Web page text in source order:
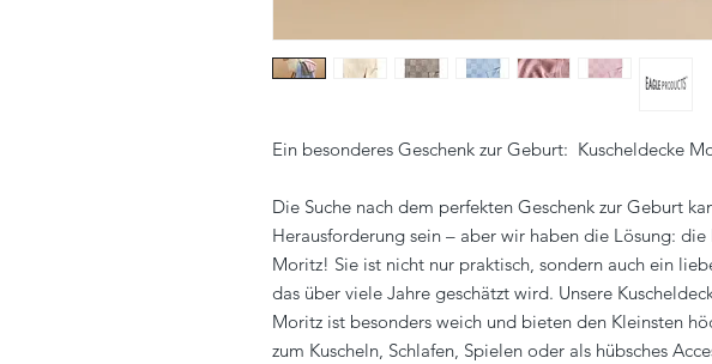
Ein besonderes Geschenk zur Geburt: Kuscheldecke
Die Suche nach dem perfekten Geschenk zur Geburt
Herausforderung sein – aber wir haben die Lösung: die
Moritz! Sie ist nicht nur praktisch, sondern auch ein
das über viele Jahre geschätzt wird. Unsere
Moritz ist besonders weich und bieten den Kleinsten
zum Kuscheln, Schlafen, Spielen oder als hübsches